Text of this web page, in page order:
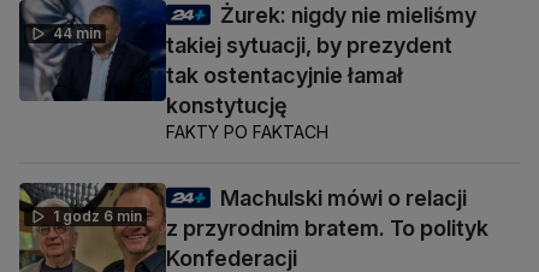
44 min
Żurek: nigdy nie mieliśmy
takiej sytuacji, by prezydent
tak ostentacyjnie łamał
konstytucję
FAKTY PO FAKTACH
1 godz 6 min
Machulski mówi o relacji
z przyrodnim bratem. To polityk
Konfederacji